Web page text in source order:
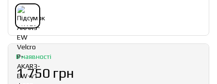
В наявності
1 750 грн